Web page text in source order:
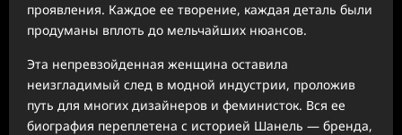
проявления. Каждое ее творение, каждая деталь были
продуманы вплоть до мельчайших нюансов.
Эта непревзойденная женщина оставила
неизгладимый след в модной индустрии, проложив
путь для многих дизайнеров и феминисток. Вся ее
биография переплетена с историей Шанель — бренда,